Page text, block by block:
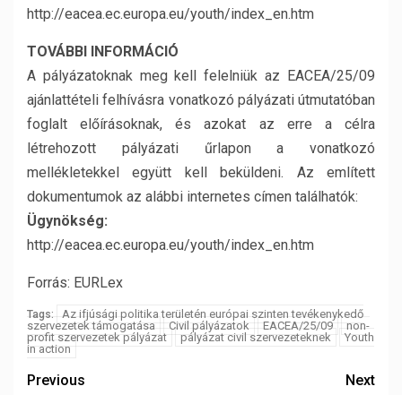
http://eacea.ec.europa.eu/youth/index_en.htm
TOVÁBBI INFORMÁCIÓ
A pályázatoknak meg kell felelniük az EACEA/25/09
ajánlattételi felhívásra vonatkozó pályázati útmutatóban
foglalt előírásoknak, és azokat az erre a célra
létrehozott pályázati űrlapon a vonatkozó
mellékletekkel együtt kell beküldeni. Az említett
dokumentumok az alábbi internetes címen találhatók:
Ügynökség:
http://eacea.ec.europa.eu/youth/index_en.htm
Forrás: EURLex
Tags:
Az ifjúsági politika területén európai szinten tevékenykedő
szervezetek támogatása
Civil pályázatok EACEA/25/09
non-
profit szervezetek pályázat
pályázat civil szervezeteknek
Youth
in action
Previous
Next